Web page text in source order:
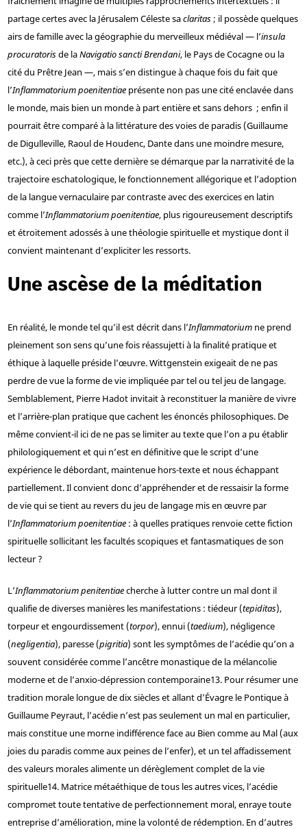
partage certes avec la Jérusalem Céleste saclaritas; il possède quelques
airs de famille avec la géographie du merveilleux médiéval — l’insula
procuratorisde laNavigatio sancti Brendani, le Pays de Cocagne ou la
cité du Prêtre Jean —, mais s’en distingue à chaque fois du fait que
l’Inflammatorium poenitentiaeprésente non pas une cité enclavée dans
le monde, mais bien un monde à part entière et sans dehors ; enfin il
pourrait être comparé à la littérature des voies de paradis (Guillaume
de Digulleville, Raoul de Houdenc, Dante dans une moindre mesure,
etc.), à ceci près que cette dernière se démarque par la narrativité de la
trajectoire eschatologique, le fonctionnement allégorique et l’adoption
de la langue vernaculaire par contraste avec des exercices en latin
comme l’Inflammatorium poenitentiae, plus rigoureusement descriptifs
et étroitement adossés à une théologie spirituelle et mystique dont il
convient maintenant d’expliciter les ressorts.
Une ascèse de la méditation
En réalité, le monde tel qu’il est décrit dans l’Inflammatoriumne prend
pleinement son sens qu’une fois réassujetti à la finalité pratique et
éthique à laquelle préside l’œuvre. Wittgenstein exigeait de ne pas
perdre de vue la forme de vie impliquée par tel ou tel jeu de langage.
Semblablement, Pierre Hadot invitait à reconstituer la manière de vivre
et l’arrière-plan pratique que cachent les énoncés philosophiques. De
même convient-il ici de ne pas se limiter au texte que l’on a pu établir
philologiquement et qui n’est en définitive que le script d’une
expérience le débordant, maintenue hors-texte et nous échappant
partiellement. Il convient donc d’appréhender et de ressaisir la forme
de vie qui se tient au revers du jeu de langage mis en œuvre par
l’Inflammatorium poenitentiae: à quelles pratiques renvoie cette fiction
spirituelle sollicitant les facultés scopiques et fantasmatiques de son
lecteur ?
L’Inflammatorium penitentiaecherche à lutter contre un mal dont il
qualifie de diverses manières les manifestations : tiédeur (tepiditas),
torpeur et engourdissement (torpor), ennui (taedium), négligence
(negligentia), paresse (pigritia) sont les symptômes de l’acédie qu’on a
souvent considérée comme l’ancêtre monastique de la mélancolie
moderne et de l’anxio-dépression contemporaine13. Pour résumer une
tradition morale longue de dix siècles et allant d’Évagre le Pontique à
Guillaume Peyraut, l’acédie n’est pas seulement un mal en particulier,
mais constitue une morne indifférence face au Bien comme au Mal (aux
joies du paradis comme aux peines de l’enfer), et un tel affadissement
des valeurs morales alimente un dérèglement complet de la vie
spirituelle14. Matrice métaéthique de tous les autres vices, l’acédie
compromet toute tentative de perfectionnement moral, enraye toute
entreprise d’amélioration, mine la volonté de rédemption. En d’autres